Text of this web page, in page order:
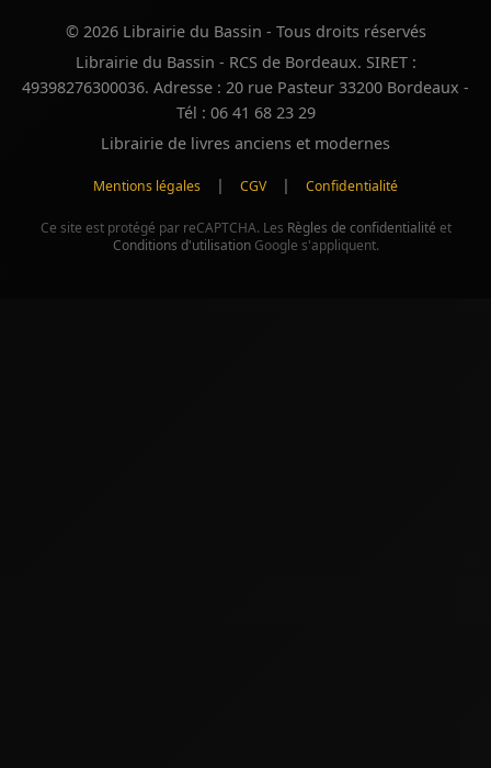
© 2026 Librairie du Bassin - Tous droits réservés
Librairie du Bassin - RCS de Bordeaux. SIRET :
49398276300036. Adresse : 20 rue Pasteur 33200 Bordeaux -
Tél : 06 41 68 23 29
Librairie de livres anciens et modernes
Mentions légales | CGV | Confidentialité
Ce site est protégé par reCAPTCHA. Les Règles de confidentialité et
Conditions d'utilisationGoogle s'appliquent.